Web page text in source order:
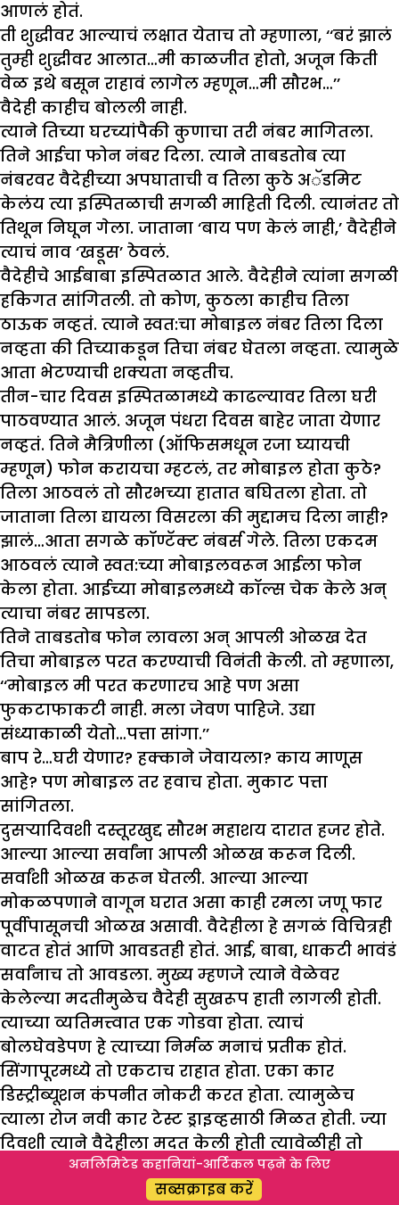
आणलं होतं.
ती शुद्धीवर आल्याचं लक्षात येताच तो म्हणाला, ‘‘बरं झालं
तुम्ही शुद्धीवर आलात…मी काळजीत होतो, अजून किती
वेळ इथे बसून राहावं लागेल म्हणून…मी सौरभ…’’
वैदेही काहीच बोलली नाही.
त्याने तिच्या घरच्यांपैकी कुणाचा तरी नंबर मागितला.
तिने आईचा फोन नंबर दिला. त्याने ताबडतोब त्या
नंबरवर वैदेहीच्या अपघाताची व तिला कुठे अॅडमिट
केलंय त्या इस्पितळाची सगळी माहिती दिली. त्यानंतर तो
तिथून निघून गेला. जाताना ‘बाय पण केलं नाही,’ वैदेहीने
त्याचं नाव ‘खडूस’ ठेवलं.
वैदेहीचे आईबाबा इस्पितळात आले. वैदेहीने त्यांना सगळी
हकिगत सांगितली. तो कोण, कुठला काहीच तिला
ठाऊक नव्हतं. त्याने स्वत:चा मोबाइल नंबर तिला दिला
नव्हता की तिच्याकडून तिचा नंबर घेतला नव्हता. त्यामुळे
आता भेटण्याची शक्यता नव्हतीच.
तीन-चार दिवस इस्पितळामध्ये काढल्यावर तिला घरी
पाठवण्यात आलं. अजून पंधरा दिवस बाहेर जाता येणार
नव्हतं. तिने मैत्रिणीला (ऑफिसमधून रजा घ्यायची
म्हणून) फोन करायचा म्हटलं, तर मोबाइल होता कुठे?
तिला आठवलं तो सौरभच्या हातात बघितला होता. तो
जाताना तिला द्यायला विसरला की मुद्दामच दिला नाही?
झालं…आता सगळे कॉण्टॅक्ट नंबर्स गेले. तिला एकदम
आठवलं त्याने स्वत:च्या मोबाइलवरून आईला फोन
केला होता. आईच्या मोबाइलमध्ये कॉल्स चेक केले अन्
त्याचा नंबर सापडला.
तिने ताबडतोब फोन लावला अन् आपली ओळख देत
तिचा मोबाइल परत करण्याची विनंती केली. तो म्हणाला,
‘‘मोबाइल मी परत करणारच आहे पण असा
फुकटाफाकटी नाही. मला जेवण पाहिजे. उद्या
संध्याकाळी येतो…पत्ता सांगा.’’
बाप रे…घरी येणार? हक्काने जेवायला? काय माणूस
आहे? पण मोबाइल तर हवाच होता. मुकाट पत्ता
सांगितला.
दुसऱ्यादिवशी दस्तूरखुद्द सौरभ महाशय दारात हजर होते.
आल्या आल्या सर्वांना आपली ओळख करून दिली.
सर्वांशी ओळख करून घेतली. आल्या आल्या
मोकळपणाने वागून घरात असा काही रमला जणू फार
पूर्वीपासूनची ओळख असावी. वैदेहीला हे सगळं विचित्रही
वाटत होतं आणि आवडतही होतं. आई, बाबा, धाकटी भावंडं
सर्वांनाच तो आवडला. मुख्य म्हणजे त्याने वेळेवर
केलेल्या मदतीमुळेच वैदेही सुखरूप हाती लागली होती.
त्याच्या व्यतिमत्त्वात एक गोडवा होता. त्याचं
बोलघेवडेपण हे त्याच्या निर्मळ मनाचं प्रतीक होतं.
सिंगापूरमध्ये तो एकटाच राहात होता. एका कार
डिस्ट्रीब्यूशन कंपनीत नोकरी करत होता. त्यामुळेच
त्याला रोज नवी कार टेस्ट ड्राइव्हसाठी मिळत होती. ज्या
दिवशी त्याने वैदेहीला मदत केली होती त्यावेळीही तो
नवीन स्पोर्ट्स कारच्या टेस्ट ड्राइव्हरच होता. त्याचे
आईवडील भारतात असतात. हळूहळू तो घरच्यासारखाच
अनलिमिटेड कहानियां-आर्टिकल पढ़ने के लिए
सब्सक्राइब करें